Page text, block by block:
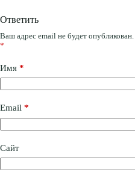
Ответить
Ваш адрес email не будет опубликован.
*
Имя *
Email *
Сайт